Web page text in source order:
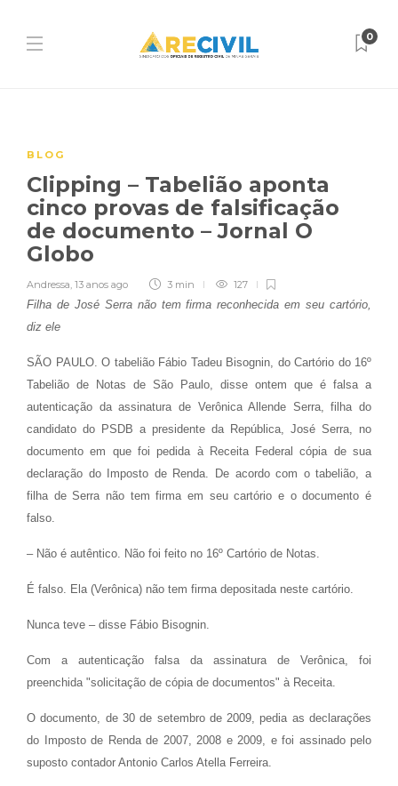
0
BLOG
Clipping – Tabelião aponta
cinco provas de falsificação
de documento – Jornal O
Globo
Andressa, 13 anos ago 3 min 127
Filha de José Serra não tem firma reconhecida em seu cartório,
diz ele
SÃO PAULO. O tabelião Fábio Tadeu Bisognin, do Cartório do 16º
Tabelião de Notas de São Paulo, disse ontem que é falsa a
autenticação da assinatura de Verônica Allende Serra, filha do
candidato do PSDB a presidente da República, José Serra, no
documento em que foi pedida à Receita Federal cópia de sua
declaração do Imposto de Renda. De acordo com o tabelião, a
filha de Serra não tem firma em seu cartório e o documento é
falso.
– Não é autêntico. Não foi feito no 16º Cartório de Notas.
É falso. Ela (Verônica) não tem firma depositada neste cartório.
Nunca teve – disse Fábio Bisognin.
Com a autenticação falsa da assinatura de Verônica, foi
preenchida "solicitação de cópia de documentos" à Receita.
O documento, de 30 de setembro de 2009, pedia as declarações
do Imposto de Renda de 2007, 2008 e 2009, e foi assinado pelo
suposto contador Antonio Carlos Atella Ferreira.